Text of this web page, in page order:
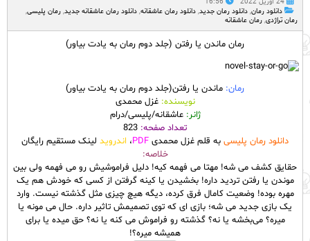
24 آوریل 2022
16:56
دانلود رمان, دانلود رمان جدید, دانلود رمان عاشقانه, دانلود رمان عاشقانه جدید, رمان پلیسی,
رمان تراژدی, رمان عاشقانه
رمان ماندن یا رفتن (جلد دوم رمان به یادت بیاور)
رمان: ماندن یا رفتن(جلد دوم رمان به یادت بیاور)
نویسنده: غزل محمدی
ژانر: عاشقانه/پلیسی/درام
تعداد صفحه:
دانلود رمان پلیسی به قلم غزل محمدی PDF، اندروید لینک مستقیم رایگان
خلاصه:
حقایق کشف می شه! مهتا می فهمه کیه! دلیل فراموشیش رو می فهمه ولی بین
موندن یا رفتن تردید داره! بخشیدن یا کینه گرفتن از کسی که خودش هم یک
مهره بوده! وضعیت کامال فرق کرده، دیگه هیچ چیزی مثل گذشته نیست. وارد
یک بازی جدید می شه؛ بازی ای که توی تصمیمش تاثیر داره. حال می مونه یا
میره؟ می‌بخشه یا نه؟ گذشته رو فراموش می کنه یا نه؟ حق میده یا برای
همیشه میره؟!